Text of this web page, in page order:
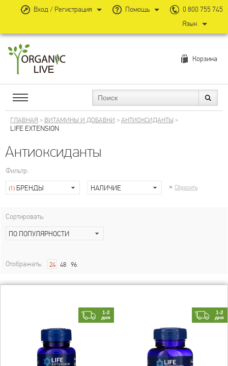
Корзина
ГЛАВНАЯ > ВИТАМИНЫ И ДОБАВКИ >АНТИОКСИДАНТЫ >
LIFE EXTENSION
Антиоксиданты
Фильтр:
(1) БРЕНДЫ НАЛИЧИЕ Сбросить
Сортировать:
ПО ПОПУЛЯРНОСТИ
Отображать: 24 48 96
1-2
дня
1-2
дня
Вход / Регистрация Помощь
0 800 755 745
Язык